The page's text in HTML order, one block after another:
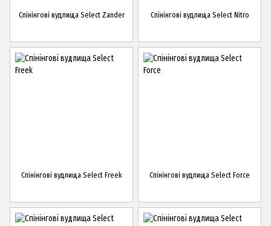
Спінінгові вудлища Select Zander Спінінгові вудлища Select Nitro
Спінінгові вудлища Select Freek Спінінгові вудлища Select Force